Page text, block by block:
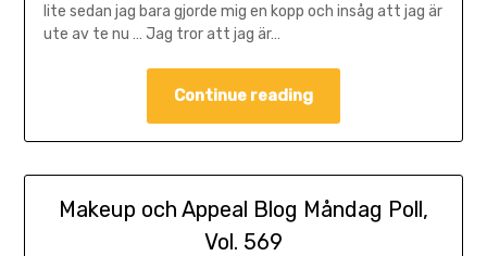
lite sedan jag bara gjorde mig en kopp och insåg att jag är
ute av te nu … Jag tror att jag är…
Continue reading
Makeup och Appeal Blog Måndag Poll,
Vol. 569